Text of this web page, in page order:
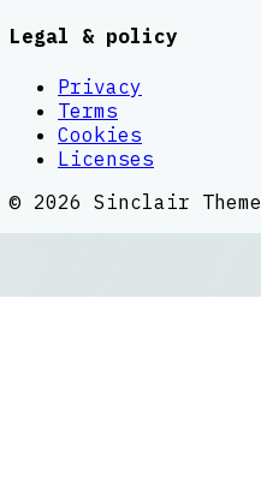
Legal & policy
Privacy
Terms
Cookies
Licenses
© 2026 Sinclair Theme